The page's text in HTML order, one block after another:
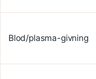
Blod/plasma-givning